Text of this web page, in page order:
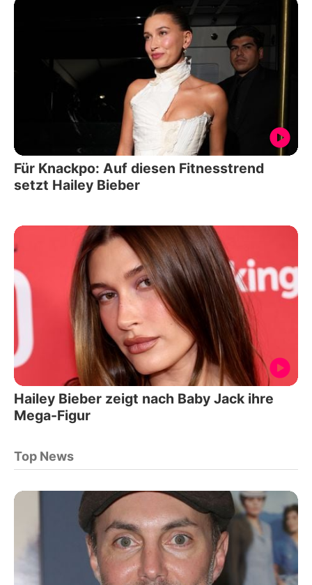
Für Knackpo: Auf diesen Fitnesstrend
setzt Hailey Bieber
Hailey Bieber zeigt nach Baby Jack ihre
Mega-Figur
Top News